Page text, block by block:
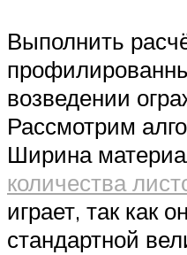
Выполнить
возведении
Рассмотрим
Ширина
количества
играет, так как
стандартной